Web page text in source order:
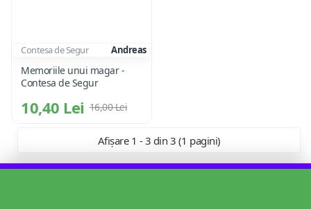
Contesa de Segur Andreas
Memoriile unui magar -
Contesa de Segur
10,40 Lei 16,00 Lei
Afișare 1 - 3 din 3 (1 pagini)